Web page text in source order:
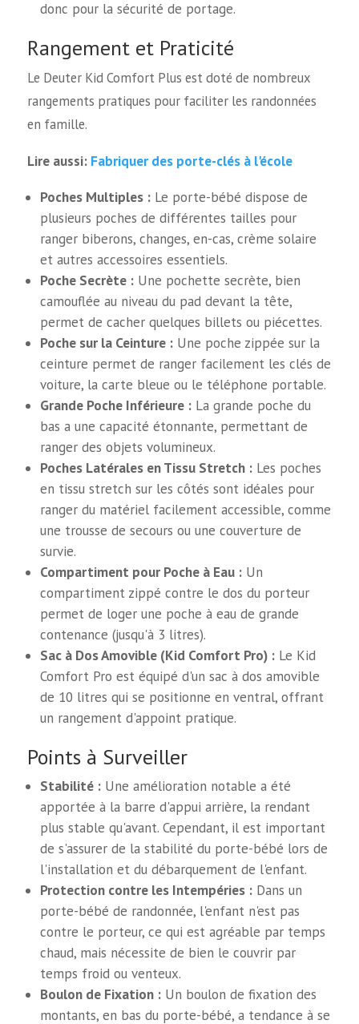
donc pour la sécurité de portage.
Rangement et Praticité
Le Deuter Kid Comfort Plus est doté de nombreux
rangements pratiques pour faciliter les randonnées
en famille.
Lire aussi: Fabriquer des porte-clés à l'école
Poches Multiples : Le porte-bébé dispose de
plusieurs poches de différentes tailles pour
ranger biberons, changes, en-cas, crème solaire
et autres accessoires essentiels.
Poche Secrète : Une pochette secrète, bien
camouflée au niveau du pad devant la tête,
permet de cacher quelques billets ou piécettes.
Poche sur la Ceinture : Une poche zippée sur la
ceinture permet de ranger facilement les clés de
voiture, la carte bleue ou le téléphone portable.
Grande Poche Inférieure : La grande poche du
bas a une capacité étonnante, permettant de
ranger des objets volumineux.
Poches Latérales en Tissu Stretch : Les poches
en tissu stretch sur les côtés sont idéales pour
ranger du matériel facilement accessible, comme
une trousse de secours ou une couverture de
survie.
Compartiment pour Poche à Eau : Un
compartiment zippé contre le dos du porteur
permet de loger une poche à eau de grande
contenance (jusqu'à 3 litres).
Sac à Dos Amovible (Kid Comfort Pro) : Le Kid
Comfort Pro est équipé d'un sac à dos amovible
de 10 litres qui se positionne en ventral, offrant
un rangement d'appoint pratique.
Points à Surveiller
Stabilité : Une amélioration notable a été
apportée à la barre d'appui arrière, la rendant
plus stable qu'avant. Cependant, il est important
de s'assurer de la stabilité du porte-bébé lors de
l'installation et du débarquement de l'enfant.
Protection contre les Intempéries : Dans un
porte-bébé de randonnée, l'enfant n'est pas
contre le porteur, ce qui est agréable par temps
chaud, mais nécessite de bien le couvrir par
temps froid ou venteux.
Boulon de Fixation : Un boulon de fixation des
montants, en bas du porte-bébé, a tendance à se